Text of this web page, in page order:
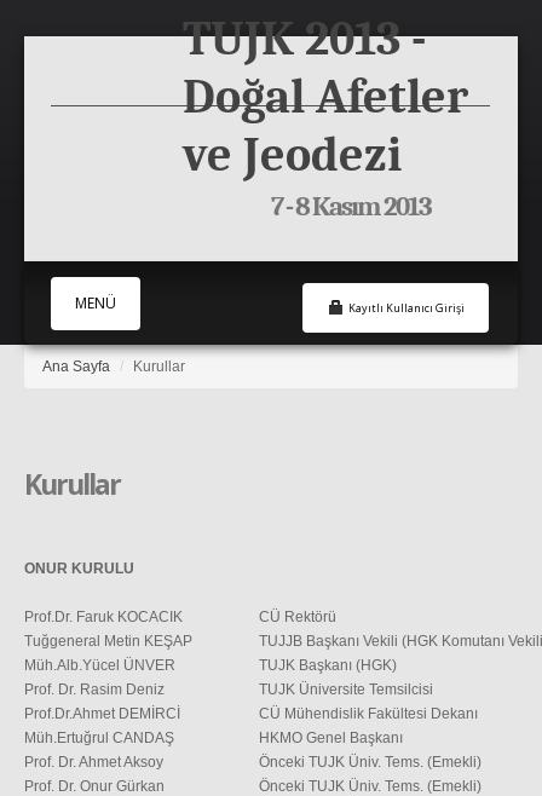
TUJK 2013 -
Doğal Afetler
ve Jeodezi
7 - 8 Kasım 2013
MENÜ
Bildiriler
Reklam
Kayıtlı Kullanıcı Girişi
Ana Sayfa / Kurullar
Kurullar
ONUR KURULU
Prof.Dr. Faruk KOCACIK
CÜ Rektörü
Tuğgeneral Metin KEŞAP
TUJJB Başkanı Vekili (HGK Komutanı
Müh.Alb.Yücel ÜNVER
TUJK Başkanı (HGK)
Prof. Dr. Rasim Deniz
TUJK Üniversite Temsilcisi
Prof.Dr.Ahmet DEMİRCİ
CÜ Mühendislik Fakültesi Dekanı
Müh.Ertuğrul CANDAŞ
HKMO Genel Başkanı
Prof. Dr. Ahmet Aksoy
Önceki TUJK Üniv. Tems. (Emekli)
Prof. Dr. Onur Gürkan
Önceki TUJK Üniv. Tems. (Emekli)